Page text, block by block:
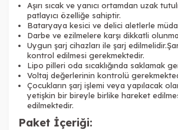
Aşırı sıcak ve yanıcı ortamdan uzak
patlayıcı özelliğe sahiptir.
Bataryaya kesici ve delici aletlerle
Darbe ve ezilmelere karşı dikkatli
Uygun şarj cihazları ile şarj
kontrol edilmesi gerekmektedir.
Lipo pilleri oda sıcaklığında saklamak
Voltaj değerlerinin kontrolü
Çocukların şarj işlemi veya yapılacak
yetişkin bir bireyle birlike hareket
edilmektedir.
Paket İçeriği: